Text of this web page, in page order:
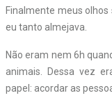
Finalmente meus
eu tanto almejava.
Não eram nem 6h
animais. Dessa vez
papel: acordar as